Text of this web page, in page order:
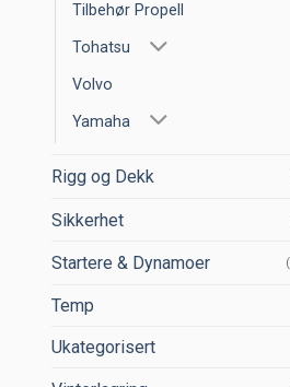
Tilbehør Propell
Tohatsu
Volvo
Yamaha
Rigg og Dekk
Sikkerhet
Startere & Dynamoer
Temp
Ukategorisert